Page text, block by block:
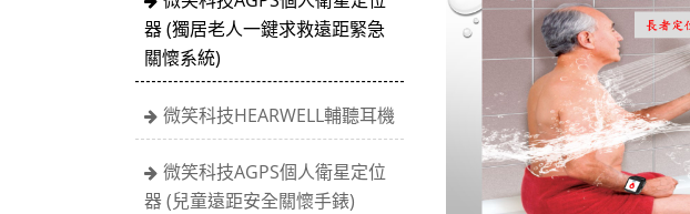
器 (獨居老人一鍵求救遠距緊急
關懷系統)
微笑科技HEARWELL輔聽耳機
微笑科技AGPS個人衛星定位
器 (兒童遠距安全關懷手錶)